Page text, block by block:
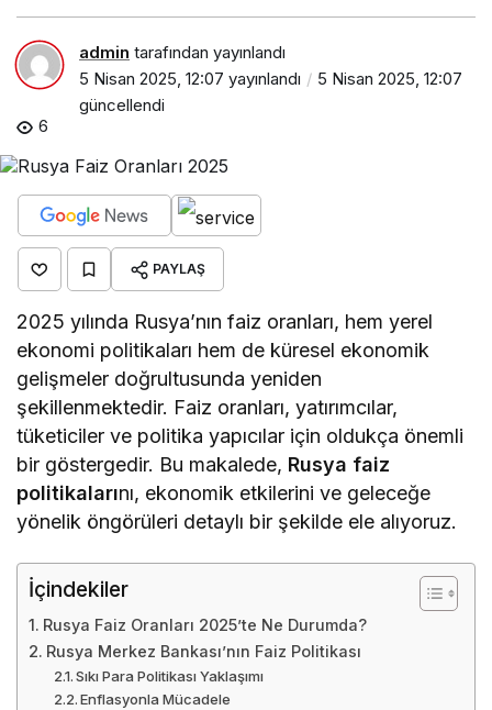
admin tarafından yayınlandı
5 Nisan 2025, 12:07 yayınlandı
5 Nisan 2025, 12:07
güncellendi
6
PAYLAŞ
2025 yılında Rusya’nın faiz oranları, hem yerel
ekonomi politikaları hem de küresel ekonomik
gelişmeler doğrultusunda yeniden
şekillenmektedir. Faiz oranları, yatırımcılar,
tüketiciler ve politika yapıcılar için oldukça önemli
bir göstergedir. Bu makalede, Rusya faiz
politikalarını, ekonomik etkilerini ve geleceğe
yönelik öngörüleri detaylı bir şekilde ele alıyoruz.
İçindekiler
Rusya Faiz Oranları 2025’te Ne Durumda?
Rusya Merkez Bankası’nın Faiz Politikası
Sıkı Para Politikası Yaklaşımı
Enflasyonla Mücadele